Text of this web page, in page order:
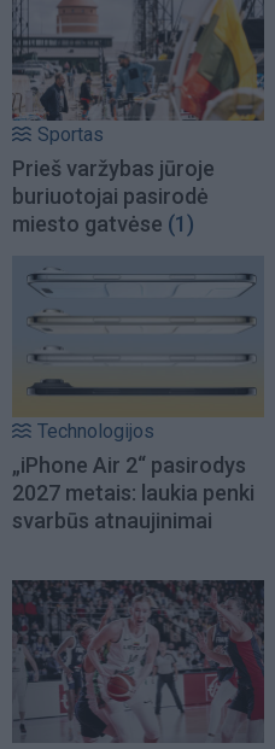
Sportas
Prieš varžybas jūroje
buriuotojai pasirodė
miesto gatvėse (1)
Technologijos
„iPhone Air 2“ pasirodys
2027 metais: laukia penki
svarbūs atnaujinimai